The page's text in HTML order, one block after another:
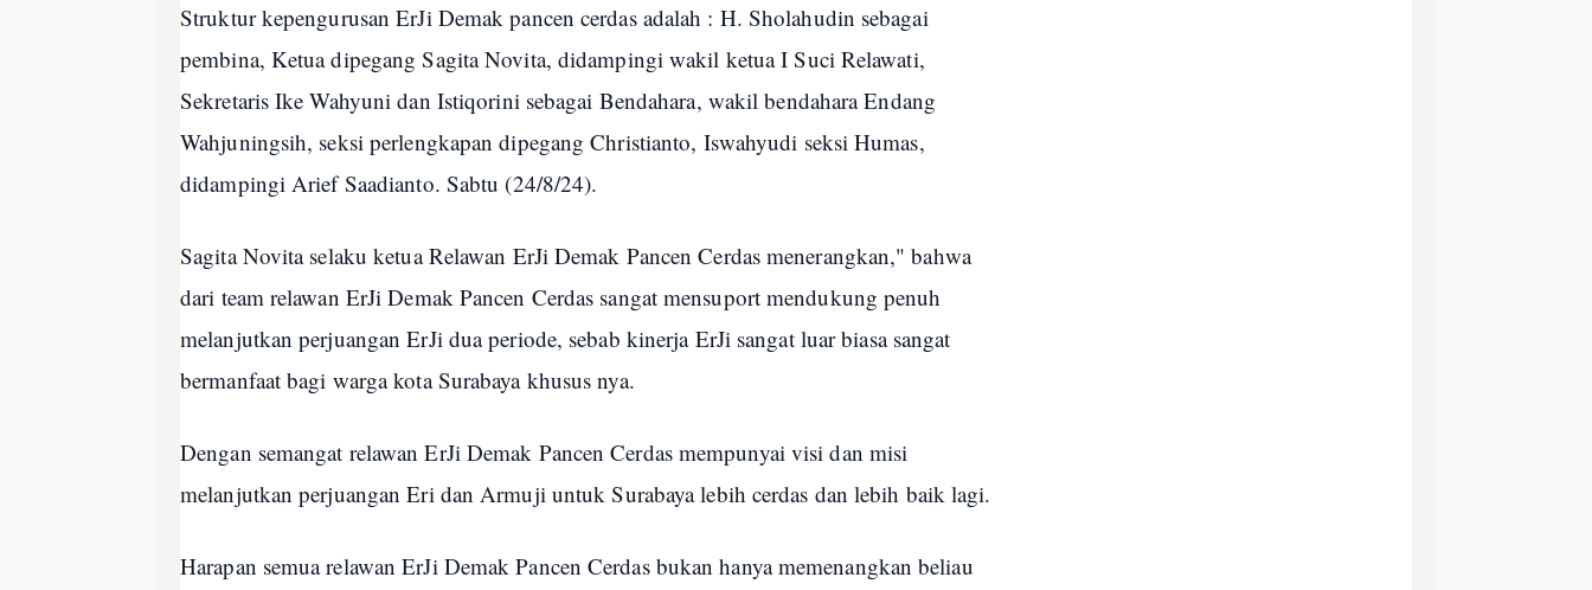
Struktur kepengurusan ErJi Demak pancen cerdas adalah : H. Sholahudin sebagai
pembina, Ketua dipegang Sagita Novita, didampingi wakil ketua I Suci Relawati,
Sekretaris Ike Wahyuni dan Istiqorini sebagai Bendahara, wakil bendahara Endang
Wahjuningsih, seksi perlengkapan dipegang Christianto, Iswahyudi seksi Humas,
didampingi Arief Saadianto. Sabtu (24/8/24).
Sagita Novita selaku ketua Relawan ErJi Demak Pancen Cerdas menerangkan," bahwa
dari team relawan ErJi Demak Pancen Cerdas sangat mensuport mendukung penuh
melanjutkan perjuangan ErJi dua periode, sebab kinerja ErJi sangat luar biasa sangat
bermanfaat bagi warga kota Surabaya khusus nya.
Dengan semangat relawan ErJi Demak Pancen Cerdas mempunyai visi dan misi
melanjutkan perjuangan Eri dan Armuji untuk Surabaya lebih cerdas dan lebih baik lagi.
Harapan semua relawan ErJi Demak Pancen Cerdas bukan hanya memenangkan beliau